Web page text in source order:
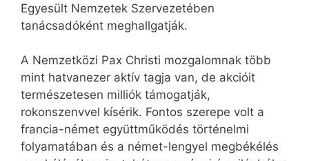
Egyesült Nemzetek Szervezetében
tanácsadóként meghallgatják.
A Nemzetközi Pax Christi mozgalomnak több
mint hatvanezer aktív tagja van, de akcióit
természetesen milliók támogatják,
rokonszenvvel kísérik. Fontos szerepe volt a
francia-német együttműködés történelmi
folyamatában és a német-lengyel megbékélés